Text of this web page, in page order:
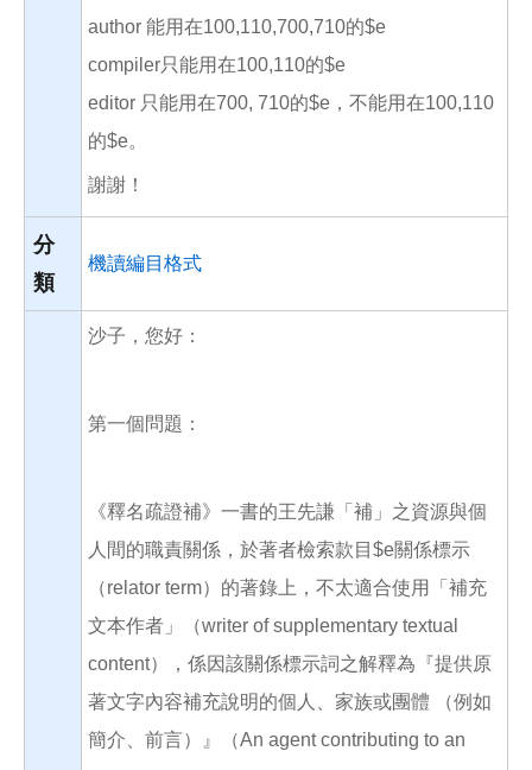
author 能用在100,110,700,710的$e
compiler只能用在100,110的$e
editor 只能用在700, 710的$e，不能用在100,110
的$e。
謝謝！
分
類
機讀編目格式
沙子，您好：
第一個問題：
《釋名疏證補》一書的王先謙「補」之資源與個
人間的職責關係，於著者檢索款目$e關係標示
（relator term）的著錄上，不太適合使用「補充
文本作者」（writer of supplementary textual
content），係因該關係標示詞之解釋為『提供原
著文字內容補充說明的個人、家族或團體 （例如
簡介、前言）』（An agent contributing to an